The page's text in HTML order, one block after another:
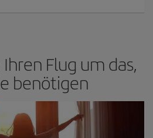
Flug um das,
benötigen